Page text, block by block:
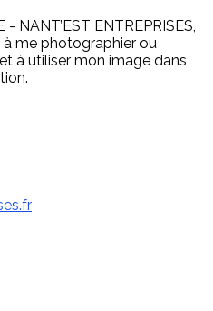
NANT’EST ENTREPRISES,
à me photographier ou
à utiliser mon image dans